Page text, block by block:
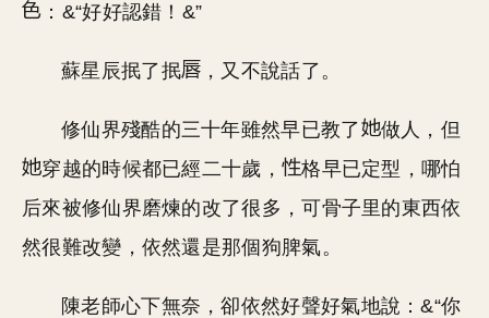
：&“好好認錯！&”
蘇星辰抿了抿 ，又不說話了。
修仙界殘酷的三十年雖然早已教了
做人，但
穿越的時候都已經二十歲，
格早已定型，哪怕
后來被修仙界磨煉的改了很多，可骨子里的東西依
然很難改變，依然還是那個狗脾氣。
陳老師心下無奈，卻依然好聲好氣地說：&“你